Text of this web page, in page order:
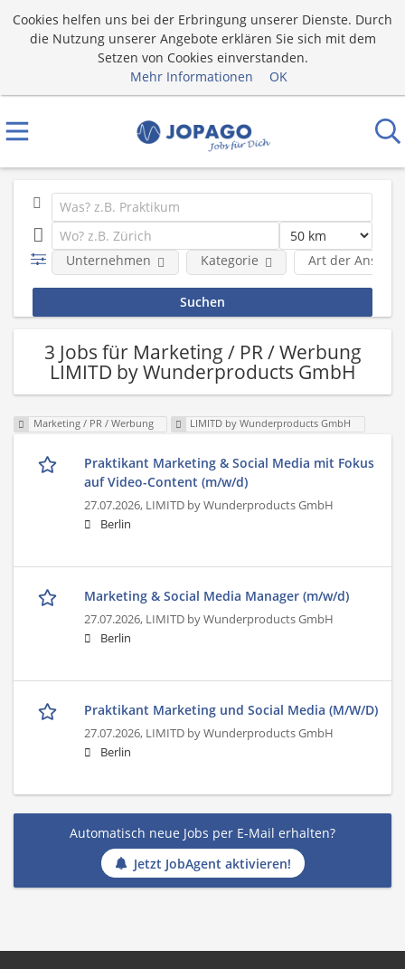
Cookies helfen uns bei der Erbringung unserer Dienste. Durch
die Nutzung unserer Angebote erklären Sie sich mit dem
Setzen von Cookies einverstanden.
Mehr Informationen
OK
Art der
Unternehmen Kategorie
3 Jobs für Marketing / PR / Werbung
LIMITD by Wunderproducts GmbH
Marketing / PR / Werbung LIMITD by Wunderproducts GmbH
Praktikant Marketing & Social Media mit Fokus
auf Video-Content (m/w/d)
27.07.2026, LIMITD by Wunderproducts GmbH
Berlin
Marketing & Social Media Manager (m/w/d)
27.07.2026, LIMITD by Wunderproducts GmbH
Berlin
Praktikant Marketing und Social Media (M/W/D)
27.07.2026, LIMITD by Wunderproducts GmbH
Berlin
Automatisch neue Jobs per E-Mail erhalten?
Jetzt JobAgent aktivieren!